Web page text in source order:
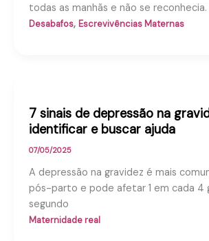
todas as manhãs e não se reconhecia.
Desabafos, Escrevivências Maternas
7 sinais de depressão na
identificar e buscar ajuda
07/05/2025
A depressão na gravidez é mais
pós-parto e pode afetar 1 em cada 4
segundo
Maternidade real